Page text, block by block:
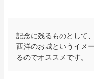
記念に残るものとして
西洋のお城というイメ
るのでオススメです。